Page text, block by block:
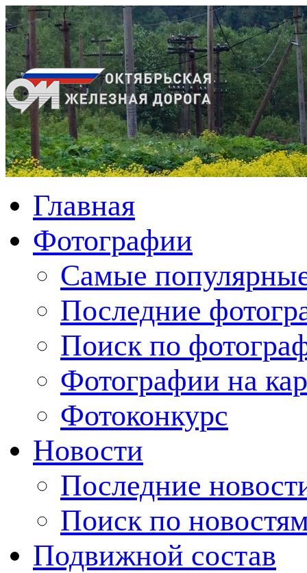
Главная
Фотографии
Cамые
Последние
Поиск по
Фотографии на
Фотоконкурс
Новости
Последние
Поиск по
Подвижной состав